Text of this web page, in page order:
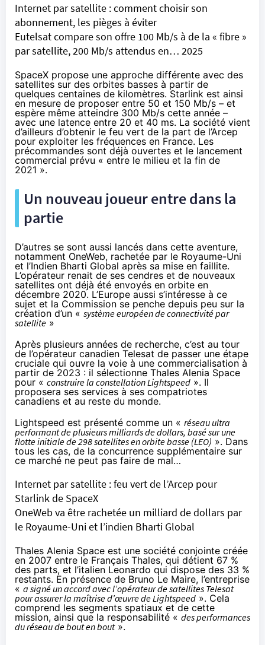
Internet par satellite : comment choisir son
abonnement, les pièges à éviter
Eutelsat compare son offre 100 Mb/s à de la « fibre »
par satellite, 200 Mb/s attendus en… 2025
SpaceX propose une approche différente avec des
satellites sur des orbites basses à partir de
quelques centaines de kilomètres. Starlink est ainsi
en mesure de proposer entre 50 et 150 Mb/s – et
espère même atteindre 300 Mb/s cette année –
avec une latence entre 20 et 40 ms. La société vient
d’ailleurs d’obtenir le feu vert de la part de l’Arcep
pour exploiter les fréquences en France. Les
précommandes sont déjà ouvertes et le lancement
commercial prévu « entre le milieu et la fin de
2021 ».
Un nouveau joueur entre dans la
partie
D’autres se sont aussi lancés dans cette aventure,
notamment OneWeb, rachetée par le Royaume-Uni
et l’Indien Bharti Global après sa mise en faillite.
L’opérateur renait de ses cendres et de nouveaux
satellites ont déjà été envoyés en orbite en
décembre 2020. L’Europe aussi s’intéresse à ce
sujet et la Commission se penche depuis peu sur la
création d’un « système européen de connectivité par
satellite »
Après plusieurs années de recherche, c’est au tour
de l’opérateur canadien Telesat de passer une étape
cruciale qui ouvre la voie à une commercialisation à
partir de 2023 : il sélectionne Thales Alenia Space
pour « construire la constellation Lightspeed ». Il
proposera ses services à ses compatriotes
canadiens et au reste du monde.
Lightspeed est présenté comme un « réseau ultra
performant de plusieurs milliards de dollars, basé sur une
flotte initiale de 298 satellites en orbite basse (LEO) ». Dans
tous les cas, de la concurrence supplémentaire sur
ce marché ne peut pas faire de mal…
Internet par satellite : feu vert de l’Arcep pour
Starlink de SpaceX
OneWeb va être rachetée un milliard de dollars par
le Royaume-Uni et l’indien Bharti Global
Thales Alenia Space est une société conjointe créée
en 2007 entre le Français Thales, qui détient 67 %
des parts, et l’italien Leonardo qui dispose des 33 %
restants. En présence de Bruno Le Maire, l’entreprise
« a signé un accord avec l’opérateur de satellites Telesat
pour assurer la maîtrise d’œuvre de Lightspeed ». Cela
comprend les segments spatiaux et de cette
mission, ainsi que la responsabilité « des performances
du réseau de bout en bout».